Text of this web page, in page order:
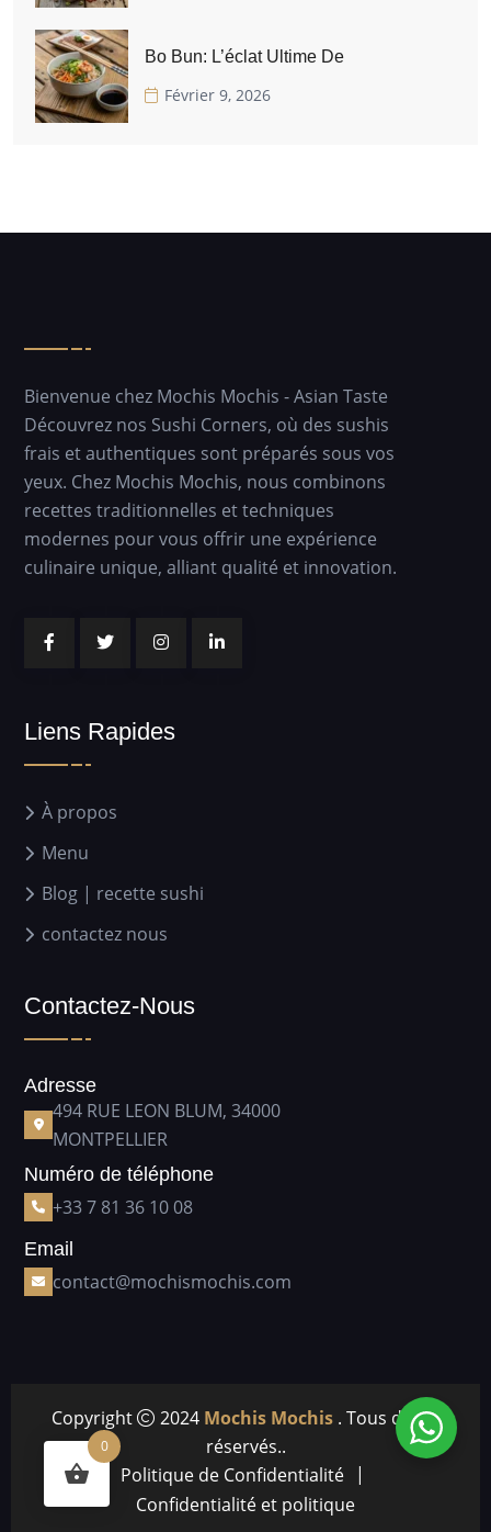
Bo Bun: L’éclat Ultime De
Février 9, 2026
Bienvenue chez Mochis Mochis - Asian Taste
Découvrez nos Sushi Corners, où des sushis
frais et authentiques sont préparés sous vos
yeux. Chez Mochis Mochis, nous combinons
recettes traditionnelles et techniques
modernes pour vous offrir une expérience
culinaire unique, alliant qualité et innovation.
Liens Rapides
À propos
Menu
Blog | recette sushi
contactez nous
Contactez-Nous
Adresse
494 RUE LEON BLUM, 34000
MONTPELLIER
Numéro de téléphone
+33 7 81 36 10 08
Email
contact@mochismochis.com
Copyright 2024 Mochis Mochis . Tous droits
réservés..
Politique de Confidentialité
Confidentialité et politique
0